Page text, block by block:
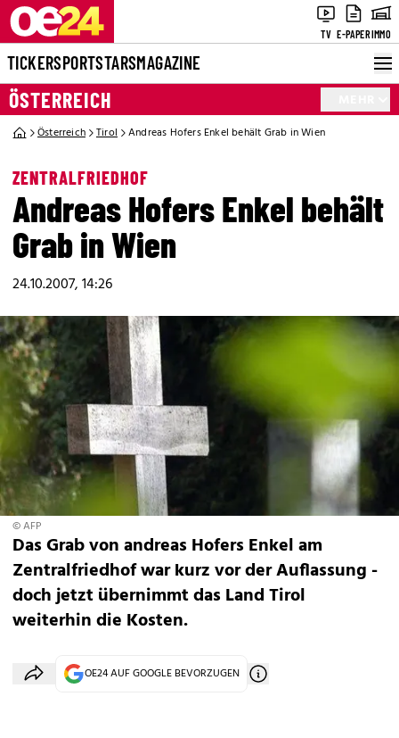
TV E-PAPERIMMO
TICKERSPORTSTARSMAGAZINE
ÖSTERREICH
Österreich Tirol Andreas Hofers Enkel behält Grab in Wien
ZENTRALFRIEDHOF
Andreas Hofers Enkel behält
Grab in Wien
24.10.2007, 14:26
© AFP
Das Grab von andreas Hofers Enkel am
Zentralfriedhof war kurz vor der Auflassung -
doch jetzt übernimmt das Land Tirol
weiterhin die Kosten.
OE24 AUF GOOGLE BEVORZUGEN